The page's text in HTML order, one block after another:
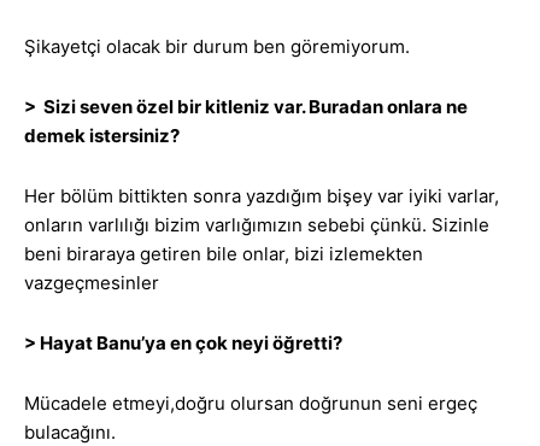
Şikayetçi olacak bir durum ben göremiyorum.
> Sizi seven özel bir kitleniz var. Buradan onlara ne
demek istersiniz?
Her bölüm bittikten sonra yazdığım bişey var iyiki varlar,
onların varlılığı bizim varlığımızın sebebi çünkü. Sizinle
beni biraraya getiren bile onlar, bizi izlemekten
vazgeçmesinler
> Hayat Banu’ya en çok neyi öğretti?
Mücadele etmeyi,doğru olursan doğrunun seni ergeç
bulacağını.